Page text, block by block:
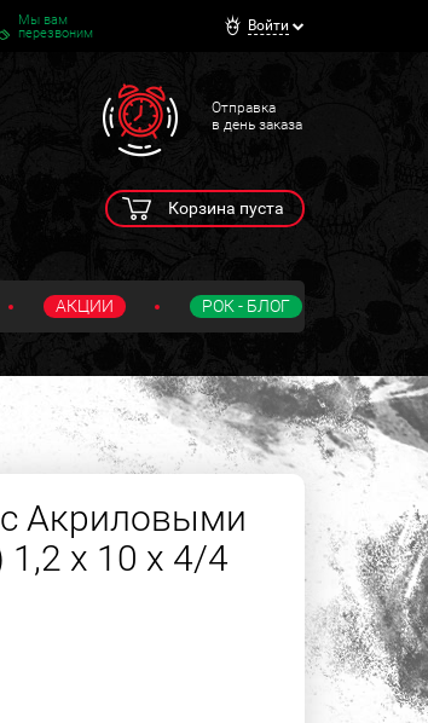
Мы вам
перезвоним
Войти
Отправка
в день заказа
Корзина пуста
АКЦИИ РОК - БЛОГ
Акриловыми
х 10 х 4/4